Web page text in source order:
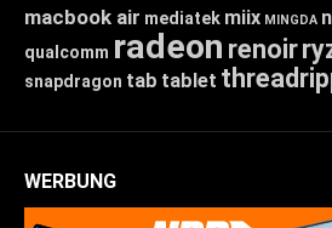
macbook air mediatek miix MINGDA
qualcomm radeon renoir
snapdragon tab tablet
WERBUNG